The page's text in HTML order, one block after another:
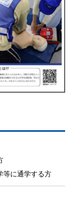
等に通学する方